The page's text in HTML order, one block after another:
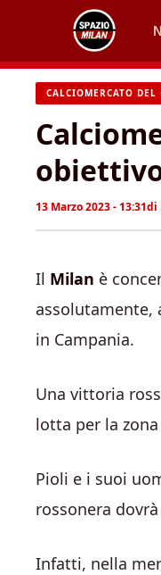
contenuto
CALCIOMERCATO
13 Marzo 2023 - 13:31di
Il Milan è
assolutamente,
in Campania.
Una vittoria
lotta per la
Pioli e i suoi
rossonera
Infatti, nella